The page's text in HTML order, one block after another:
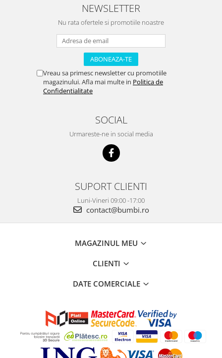
NEWSLETTER
Nu rata ofertele si promotiile noastre
Vreau sa primesc newsletter cu promotiile
magazinului. Afla mai multe in Politica de
Confidentialitate
SOCIAL
Urmareste-ne in social media
SUPORT CLIENTI
Luni-Vineri 09:00 -17:00
contact@bumbi.ro
MAGAZINUL MEU
CLIENTI
DATE COMERCIALE